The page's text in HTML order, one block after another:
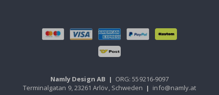
Namly Design AB | ORG: 559216-9097
Terminalgatan 9, 23261 Arlöv, Schweden | info@namly.at